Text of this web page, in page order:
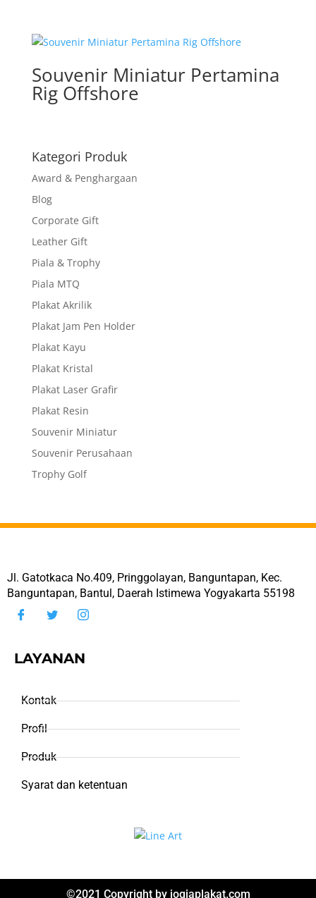
Souvenir Miniatur Pertamina
Rig Offshore
Kategori Produk
Award & Penghargaan
Blog
Corporate Gift
Leather Gift
Piala & Trophy
Piala MTQ
Plakat Akrilik
Plakat Jam Pen Holder
Plakat Kayu
Plakat Kristal
Plakat Laser Grafir
Plakat Resin
Souvenir Miniatur
Souvenir Perusahaan
Trophy Golf
Jl. Gatotkaca No.409, Pringgolayan, Banguntapan, Kec.
Banguntapan, Bantul, Daerah Istimewa Yogyakarta 55198
LAYANAN
Kontak
Profil
Produk
Syarat dan ketentuan
©2021 Copyright by jogjaplakat.com